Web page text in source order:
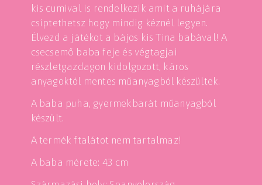
kis cumival is rendelkezik amit a ruhájára
csíptethetsz hogy mindig kéznél legyen.
Élvezd a játékot a bájos kis Tina babával! A
csecsemő baba feje és végtagjai
részletgazdagon kidolgozott, káros
anyagoktól mentes műanyagból készültek.
A baba puha, gyermekbarát műanyagból
készült.
A termék ftalátot nem tartalmaz!
A baba mérete: 43 cm